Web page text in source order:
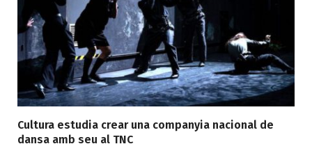
Cultura estudia crear una companyia nacional de
dansa amb seu al TNC